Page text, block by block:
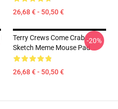
26,68 € - 50,50 €
Terry Crews Come Crab
Sketch Meme Mouse Pad
26,68 € - 50,50 €
-20%